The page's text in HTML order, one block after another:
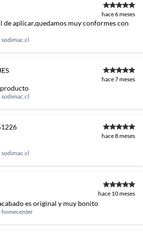
hace 6 meses
de aplicar,quedamos muy conformes con
sodimac.cl
hace 7 meses
producto
sodimac.cl
hace 8 meses
sodimac.cl
hace 10 meses
es original y muy bonito
homecenter